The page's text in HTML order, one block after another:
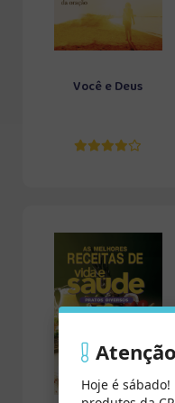
Você e Deus
Atenção
Hoje é